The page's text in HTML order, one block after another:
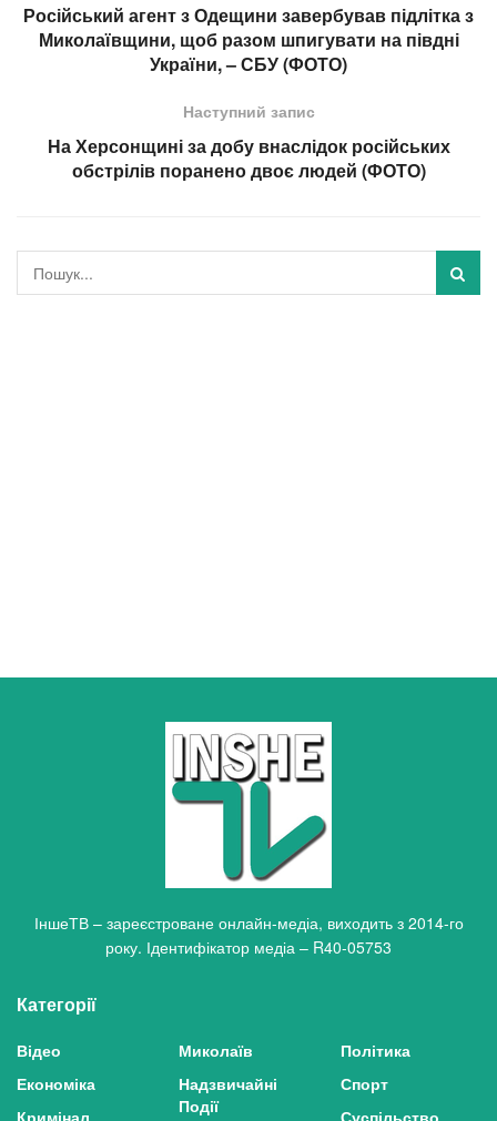
Російський агент з Одещини завербував підлітка з
Миколаївщини, щоб разом шпигувати на півдні
України, – СБУ (ФОТО)
Наступний запис
На Херсонщині за добу внаслідок російських
обстрілів поранено двоє людей (ФОТО)
ІншеТВ – зареєстроване онлайн-медіа, виходить з 2014-го
року. Ідентифікатор медіа – R40-05753
Категорії
Відео
Економіка
Кримінал
Миколаїв
Надзвичайні
Події
Політика
Спорт
Суспільство